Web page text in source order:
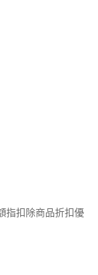
指扣除商品折扣優